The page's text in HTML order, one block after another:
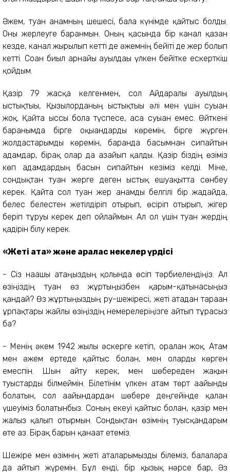
Әжем, туған анамның шешесі, бала күнімде қайтыс болды.
Оны жерлеуге барғанмын. Оның қасында бір канал қазған
кезде, канал жырылып кетті де әжемнің бейіті де жер болып
кетті. Соған биыл арнайы ауылдағы үлкен бейітке ескерткіш
қойдым.
Қазір 79 жасқа келгенмен, сол Айдаралы ауылдың
ыстықтығы, Қызылорданың ыстықтығы әлі мен үшін суыған
жоқ. Қайта ыссы бола түспесе, аса суыған емес. Өйткені
барғанымда бірге оқығандарды көремін, бірге жүрген
жолдастарымды көремін, барғанда басымнан сипайтын
адамдар, бірақ олар да азайып қалды. Қазір біздің өзіміз
көп адамдардың басын сипайтын кезіміз келді. Міне,
сондықтан туған жерге деген ыстық ешуақытта сөнбеу
керек. Қайта сол туған жер анамды белгілі бір жағдайда,
белес белестен жетілдіріп отырып, өсіріп отырып, жігер
беріп тұруы керек деп ойлаймын. Ал ол үшін туған жердің
қадірін білу керек.
«Жеті ата» және аралас некелер үрдісі
- Сіз нағашы атаңыздың қолында өсіп тәрбиелендіңіз. Ал
өзіңіздің туған өз жұртыңызбен қарым-қатынасыңыз
қандай? Өз жұртыңыздың ру-шежіресі, жеті атадан тараған
ұрпақтары жайлы өзіңіздің немерелеріңізге айтып тұрасыз
ба?
- Менің әкем 1942 жылы әскерге кетіп, оралған жоқ. Атам
мен әжем ертеде қайтыс болған, мен оларды көрген
емеспін. Шын айту керек, мен шөбереден жақын
туыстарды білмеймін. Білетінім үлкен атам төрт ағайынды
болатын, сол ағайындардан шөбере деңгейінде қалған
үшеуіміз болатынбыз. Соның екеуі қайтыс болған, қазір мен
жалғыз қалып отырмын. Сондықтан өзімнің туысқандарым
өте аз. Бірақ барын қанағат етеміз.
Шежіре мен өзімнің жеті аталарымызды білеміз, балаларға
да айтып жүремін. Бұл енді, бір қызық нәрсе бар, Әз